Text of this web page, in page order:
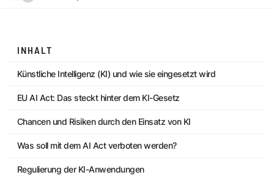
INHALT
Künstliche Intelligenz (KI) und wie sie eingesetzt wird
EU AI Act: Das steckt hinter dem KI-Gesetz
Chancen und Risiken durch den Einsatz von KI
Was soll mit dem AI Act verboten werden?
Regulierung der KI-Anwendungen